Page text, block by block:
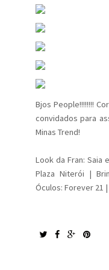
Bjos People!!!!!!!!
convidados para
Minas Trend!
Look da Fran: Saia
Plaza Niterói |
Óculos: Forever 21